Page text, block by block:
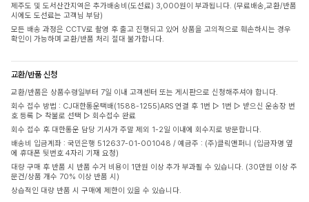
제주도 및 도서산간지역은 추가배송비(도선료) 3,000원이 부과됩니다. (무료배송,교환/반품
시에도 도선료는 고객님 부담)
모든 배송 과정은 CCTV로 촬영 후 출고 진행되고 있어 상품을 고의적으로 훼손하시는 경우
확인이 가능하며 교환/반품 처리 절대 불가합니다.
교환/반품 신청
교환/반품은 상품수령일부터 7일 이내 고객센터 또는 게시판으로 신청해주셔야 합니다.
회수 접수 방법 : CJ대한통운택배(1588-1255)ARS 연결 후 1번 ▷ 1번 ▷ 받으신 운송장 번
호 등록 ▷ 착불로 선택 ▷ 회수접수 완료
회수 접수 후 대한통운 담당 기사가 주말 제외 1-2일 이내에 회수지로 방문합니다.
배송비 입금계좌 : 국민은행 512637-01-001048 / 예금주 : (주)클릭앤퍼니 (입금자명 옆
에 휴대폰 뒷번호 4자리 기재 요청)
대량 구매 후 반품 시 반품 수거 비용이 1만원 이상 추가 부과될 수 있습니다. (30만원 이상 주
문건/상품 개수 70% 이상 반품 시)
상습적인 대량 반품 시 구매에 제한이 있을 수 있습니다.